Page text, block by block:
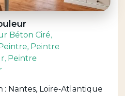
Béton Ciré,
, Peintre
, Peintre
: Nantes, Loire-Atlantique